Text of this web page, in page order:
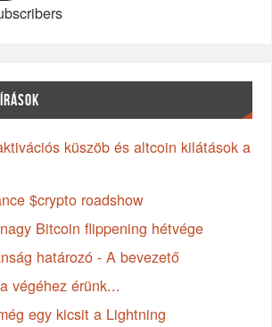
küszöb és altcoin kilátások a
$crypto roadshow
Bitcoin flippening hétvége
határozó - A bevezető
végéhez érünk...
egy kicsit a Lightning